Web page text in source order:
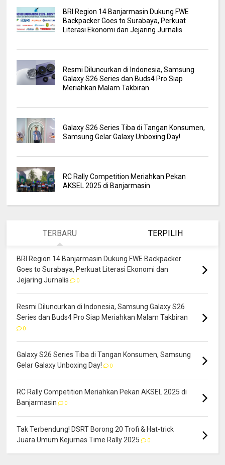
BRI Region 14 Banjarmasin Dukung FWE
Backpacker Goes to Surabaya, Perkuat
Literasi Ekonomi dan Jejaring Jurnalis
Resmi Diluncurkan di Indonesia, Samsung
Galaxy S26 Series dan Buds4 Pro Siap
Meriahkan Malam Takbiran
Galaxy S26 Series Tiba di Tangan Konsumen,
Samsung Gelar Galaxy Unboxing Day!
RC Rally Competition Meriahkan Pekan
AKSEL 2025 di Banjarmasin
TERBARU TERPILIH
BRI Region 14 Banjarmasin Dukung FWE Backpacker
Goes to Surabaya, Perkuat Literasi Ekonomi dan
Jejaring Jurnalis
0
Resmi Diluncurkan di Indonesia, Samsung Galaxy S26
Series dan Buds4 Pro Siap Meriahkan Malam Takbiran
0
Galaxy S26 Series Tiba di Tangan Konsumen, Samsung
Gelar Galaxy Unboxing Day!
0
RC Rally Competition Meriahkan Pekan AKSEL 2025 di
Banjarmasin
0
Tak Terbendung! DSRT Borong 20 Trofi & Hat-trick
Juara Umum Kejurnas Time Rally 2025
0